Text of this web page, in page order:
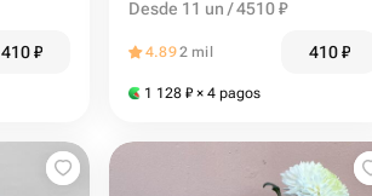
410₽
Desde 11 un / 4510 ₽
4.892 mil 410₽
1 128 ₽ × 4 pagos